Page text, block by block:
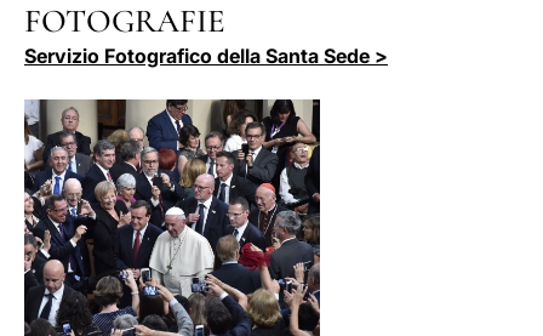
FOTOGRAFIE
Servizio Fotografico della Santa Sede >